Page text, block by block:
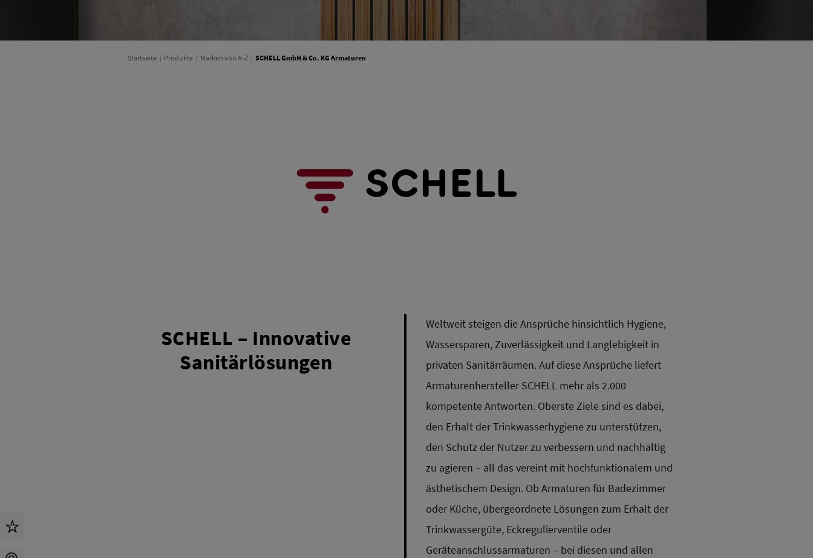
Startseite Produkte Marken von A-Z SCHELL GmbH & Co. KG Armaturen
SCHELL – Innovative
Sanitärlösungen
Weltweit steigen die Ansprüche hinsichtlich Hygiene,
Wassersparen, Zuverlässigkeit und Langlebigkeit in
privaten Sanitärräumen. Auf diese Ansprüche liefert
Armaturenhersteller SCHELL mehr als 2.000
kompetente Antworten. Oberste Ziele sind es dabei,
den Erhalt der Trinkwasserhygiene zu unterstützen,
den Schutz der Nutzer zu verbessern und nachhaltig
zu agieren – all das vereint mit hochfunktionalem und
ästhetischem Design. Ob Armaturen für Badezimmer
oder Küche, übergeordnete Lösungen zum Erhalt der
Trinkwassergüte, Eckregulierventile oder
Geräteanschlussarmaturen – bei diesen und allen